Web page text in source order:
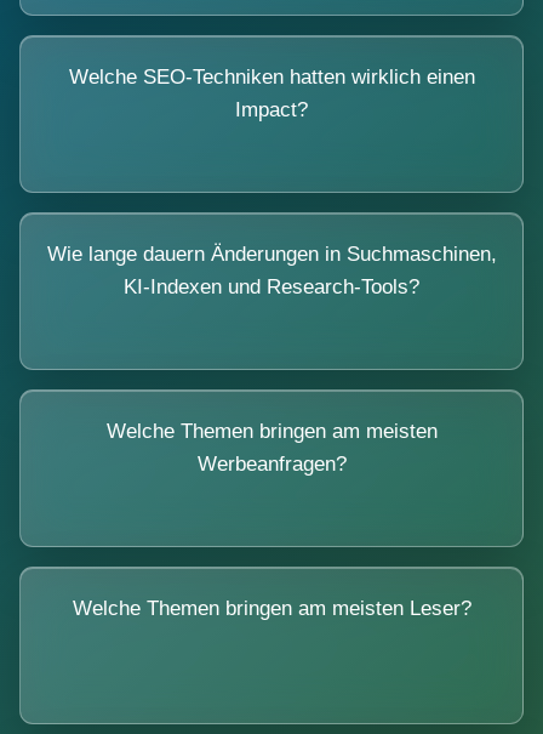
Welche SEO-Techniken hatten wirklich einen
Impact?
Wie lange dauern Änderungen in Suchmaschinen,
KI-Indexen und Research-Tools?
Welche Themen bringen am meisten
Werbeanfragen?
Welche Themen bringen am meisten Leser?